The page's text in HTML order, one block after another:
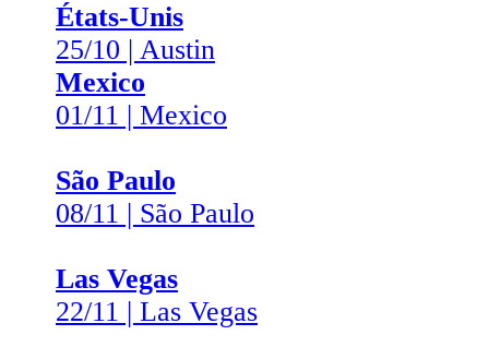
États-Unis
25/10 | Austin
Mexico
01/11 | Mexico
São Paulo
08/11 | São Paulo
Las Vegas
22/11 | Las Vegas